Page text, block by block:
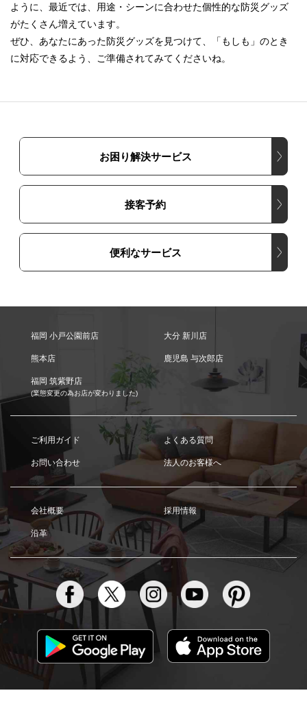
ように、最近では、用途・シーンに合わせた個性的な防災グッズ
がたくさん増えています。
ぜひ、あなたにあった防災グッズを見つけて、「もしも」のとき
に対応できるよう、ご準備されてみてくださいね。
お困り解決サービス
接客予約
便利なサービス
福岡 小戸公園前店 大分 新川店
熊本店 鹿児島 与次郎店
福岡 筑紫野店
(業態変更の為お店が変わりました)
ご利用ガイド よくある質問
お問い合わせ 法人のお客様へ
会社概要 採用情報
沿革